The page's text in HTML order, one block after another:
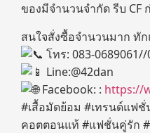
ของมีจำนวนจำกัด รีบ CF
สนใจสั่งซื้อจำนวนมาก ทัก
โทร: 083-
Line:@42dan
Facebook: : https://
#เสื้อมัดย้อม #เทรนด์แฟชั่
คอตตอนแท้ #แฟชั่นคู่รัก